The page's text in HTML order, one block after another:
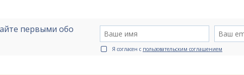
первыми обо
Я согласен с пользовательским соглашением